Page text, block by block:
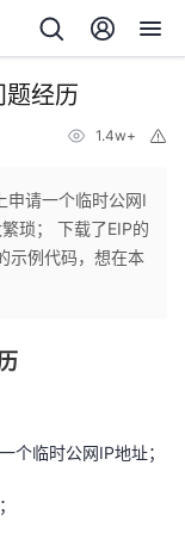
题经历
1.4w+
申请一个临时公网I
琐； 下载了EIP的
示例代码，想在本
个临时公网IP地址；